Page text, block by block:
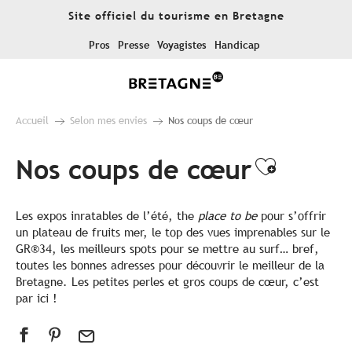
Site officiel du tourisme en Bretagne
Pros Presse Voyagistes Handicap
Accueil Selon mes envies Nos coups de cœur
Nos coups de cœur
Les expos inratables de l’été, the place to be pour s’offrir
un plateau de fruits mer, le top des vues imprenables sur le
GR®34, les meilleurs spots pour se mettre au surf… bref,
toutes les bonnes adresses pour découvrir le meilleur de la
Bretagne. Les petites perles et gros coups de cœur, c’est
par ici !